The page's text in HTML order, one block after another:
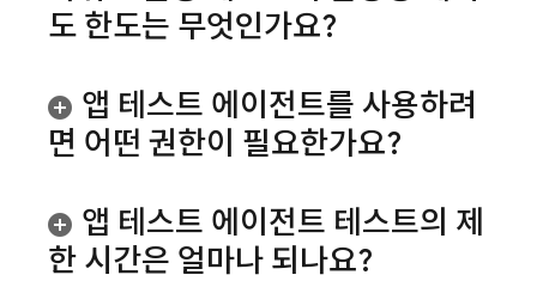
도 한도는 무엇인가요?
앱 테스트 에이전트를 사용하려
면 어떤 권한이 필요한가요?
앱 테스트 에이전트 테스트의 제
한 시간은 얼마나 되나요?